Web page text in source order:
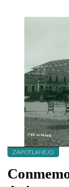
ZAPOTLANEJO